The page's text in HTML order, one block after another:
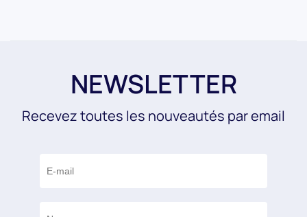
NEWSLETTER
Recevez toutes les nouveautés par email